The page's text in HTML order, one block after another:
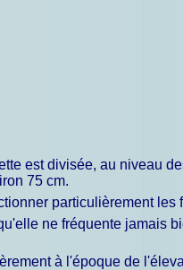
est divisée, au niveau
75 cm.
particulièrement les
ne fréquente jamais
à l'époque de